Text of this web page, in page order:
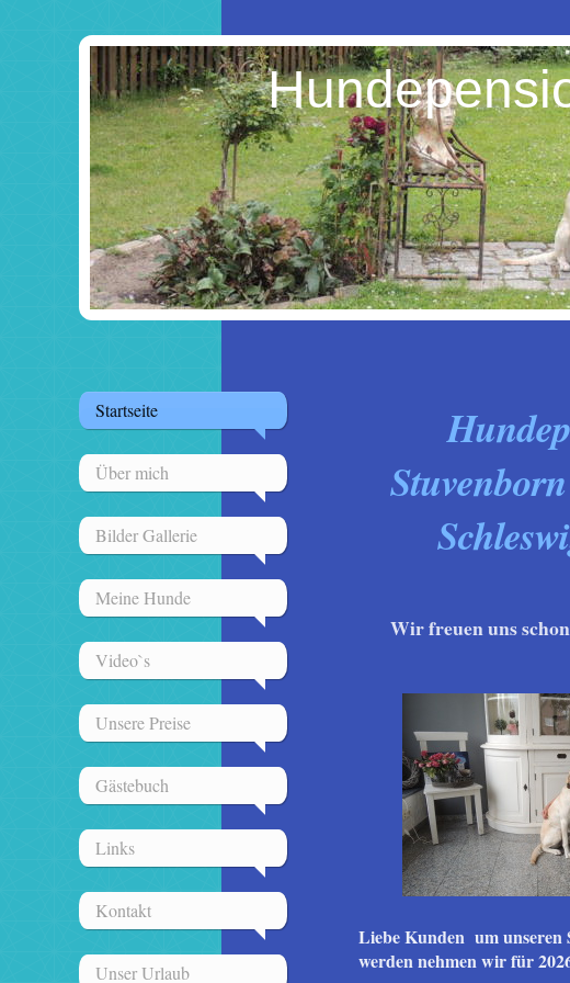
Startseite
Über mich
Bilder Gallerie
Meine Hunde
Video`s
Unsere Preise
Gästebuch
Links
Kontakt
Unser Urlaub
Wir freuen uns
Liebe Kunden um unseren
werden nehmen wir für